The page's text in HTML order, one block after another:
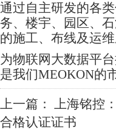
通过自主研发的各
务、楼宇、园区、
的施工、布线及运
为物联网大数据平
是我们MEOKON的
上一篇： 上海铭控
合格认证证书